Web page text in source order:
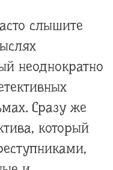
слышите
неоднократно
Сразу же
который